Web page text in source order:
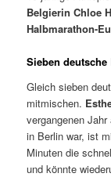
Belgierin Chloe
Halbmarathon-
Sieben
Gleich sieben
mitmischen.
vergangenen
in Berlin war, ist
Minuten die
und könnte